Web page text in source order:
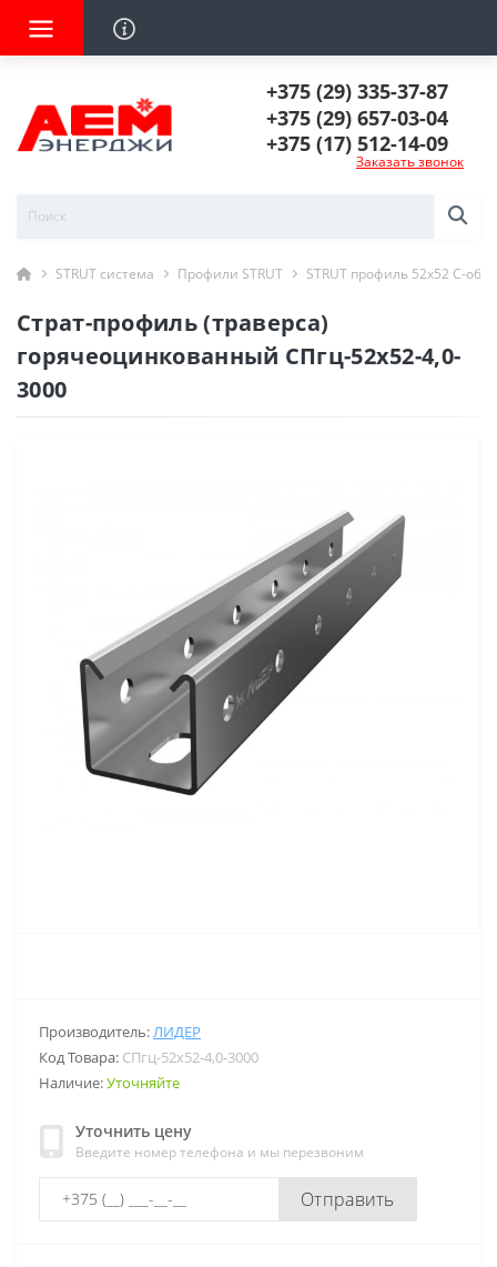
+375 (29) 335-37-87
+375 (29) 657-03-04
+375 (17) 512-14-09
Заказать звонок
STRUT система Профили STRUT STRUT профиль 52х52 С-
Страт-профиль (траверса)
горячеоцинкованный СПгц-52х52-4,0-
3000
Производитель:ЛИДЕР
Код Товара: СПгц-52х52-4,0-3000
Наличие:Уточняйте
Уточнить цену
Введите номер телефона и мы перезвоним
Отправить